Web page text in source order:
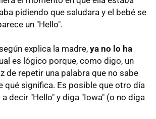
pidiendo que saludara y el bebé se
un "Hello".
explica la madre, ya no lo ha
es lógico porque, como digo, un
de repetir una palabra que no sabe
qué significa. Es posible que otro día
a decir "Hello" y diga "Iowa" (o no diga